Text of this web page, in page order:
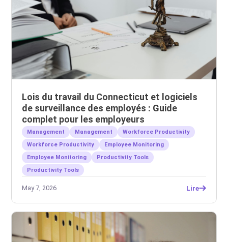
Lois du travail du Connecticut et logiciels
de surveillance des employés : Guide
complet pour les employeurs
Management Management
Workforce Productivity
Workforce Productivity
Employee Monitoring
Employee Monitoring
Productivity Tools
Productivity Tools
May 7, 2026 Lire